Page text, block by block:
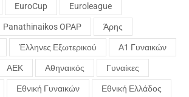
EuroCup Euroleague
Panathinaikos OPAP Άρης
Έλληνες Εξωτερικού Α1 Γυναικών
ΑΕΚ Αθηναικός Γυναίκες
Εθνική Γυναικών Εθνική Ελλάδος